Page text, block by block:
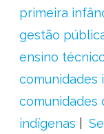
primeira
gestão
ensino
comunidades
comunidades
indígenas